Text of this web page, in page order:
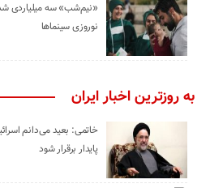
«نیم‌شب» سه میلیاردی
نوروزی سینماها
به روزترین اخبار ایران
خاتمی: بعید می‌دانم
پایدار برقرار شود